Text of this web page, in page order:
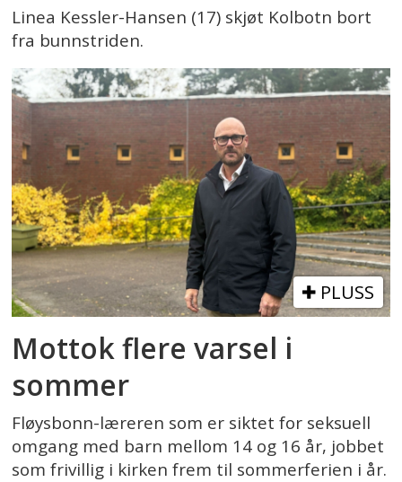
Linea Kessler-Hansen (17) skjøt Kolbotn bort
fra bunnstriden.
PLUSS
Mottok flere varsel i
sommer
Fløysbonn-læreren som er siktet for seksuell
omgang med barn mellom 14 og 16 år, jobbet
som frivillig i kirken frem til sommerferien i år.